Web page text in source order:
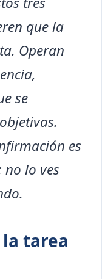
que la
Operan
se
es
lo ves
tarea